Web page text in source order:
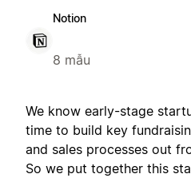
Notion
8 mẫu
We know early-stage
time to build key
and sales processes out
So we put together this